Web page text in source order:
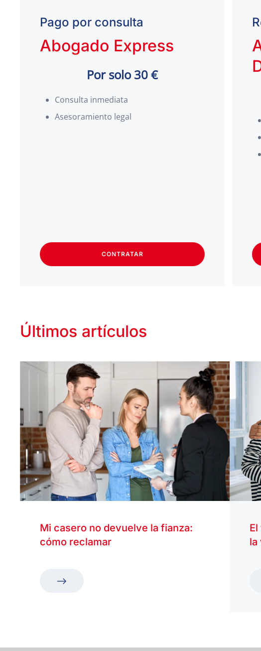
Pago por consulta
Abogado Express
Por solo 30 €
Consulta inmediata
Asesoramiento legal
CONTRATAR
Últimos artículos
Mi casero no devuelve la fianza:
cómo reclamar
la